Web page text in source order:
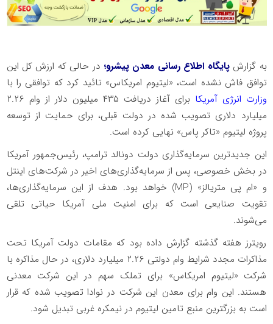
به گزارش پایگاه اطلاع رسانی معدن پیشرو؛ در حالی که ارزش کل این
توافق فاش نشده است، «لیتیوم امریکاس» تائید کرد که توافقی را با
وزارت انرژی آمریکا
برای آغاز دریافت ۴۳۵ میلیون دلار از وام ۲.۲۶
میلیارد دلاری تصویب شده در دولت قبلی، برای حمایت از توسعه
پروژه لیتیوم «تاکر پاس» نهایی کرده است.
این جدیدترین سرمایه‌گذاری دولت دونالد ترامپ، رئیس‌جمهور آمریکا
در بخش خصوصی، پس از سرمایه‌گذاری‌های اخیر در شرکت‌های اینتل
و «ام پی متریالز» (MP) خواهد بود. هدف از این سرمایه‌گذاری‌ها،
تقویت صنایعی است که برای امنیت ملی آمریکا حیاتی تلقی
می‌شوند.
رویترز هفته گذشته گزارش داده بود که مقامات دولت آمریکا تحت
مذاکرات مجدد شرایط وام دولتی ۲.۲۶ میلیارد دلاری، در حال مذاکره با
شرکت «لیتیوم امریکاس» برای تملک سهم در این شرکت معدنی
هستند. این وام برای معدن این شرکت در نوادا تصویب شده که قرار
است به بزرگترین منبع تامین لیتیوم در نیمکره غربی تبدیل شود.